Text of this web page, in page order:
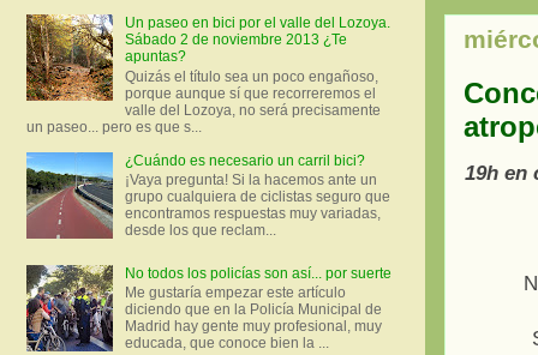
19h en
Un paseo en bici por el valle del Lozoya.
Sábado 2 de noviembre 2013 ¿Te
apuntas?
Quizás el título sea un poco engañoso,
porque aunque sí que recorreremos el
valle del Lozoya, no será precisamente
un paseo... pero es que s...
¿Cuándo es necesario un carril bici?
¡Vaya pregunta! Si la hacemos ante un
grupo cualquiera de ciclistas seguro que
encontramos respuestas muy variadas,
desde los que reclam...
No todos los policías son así... por suerte
Me gustaría empezar este artículo
diciendo que en la Policía Municipal de
Madrid hay gente muy profesional, muy
educada, que conoce bien la ...